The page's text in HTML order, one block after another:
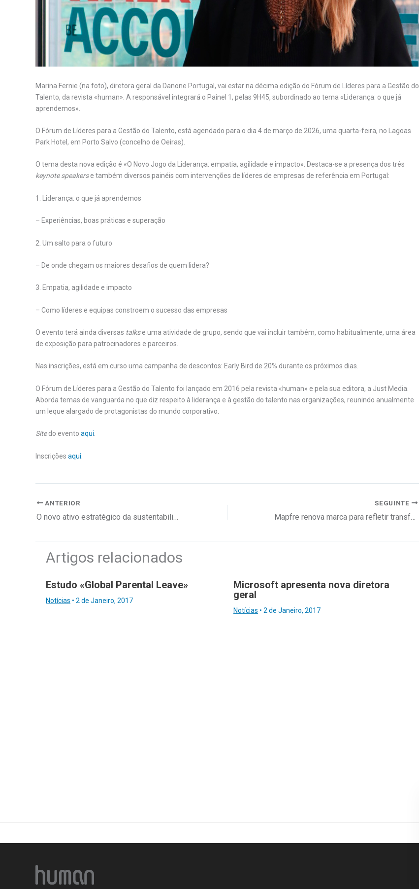
Marina Fernie (na foto), diretora geral da Danone Portugal, vai estar na décima edição do Fórum de Líderes para a Gestão do
Talento, da revista «human». A responsável integrará o Painel 1, pelas 9H45, subordinado ao tema «Liderança: o que já
aprendemos».
O Fórum de Líderes para a Gestão do Talento, está agendado para o dia 4 de março de 2026, uma quarta-feira, no Lagoas
Park Hotel, em Porto Salvo (concelho de Oeiras).
O tema desta nova edição é «O Novo Jogo da Liderança: empatia, agilidade e impacto». Destaca-se a presença dos três
keynote speakerse também diversos painéis com intervenções de líderes de empresas de referência em Portugal:
1. Liderança: o que já aprendemos
– Experiências, boas práticas e superação
2. Um salto para o futuro
– De onde chegam os maiores desafios de quem lidera?
3. Empatia, agilidade e impacto
– Como líderes e equipas constroem o sucesso das empresas
O evento terá ainda diversas talkse uma atividade de grupo, sendo que vai incluir também, como habitualmente, uma área
de exposição para patrocinadores e parceiros.
Nas inscrições, está em curso uma campanha de descontos: Early Bird de 20% durante os próximos dias.
O Fórum de Líderes para a Gestão do Talento foi lançado em 2016 pela revista «human» e pela sua editora, a Just Media.
Aborda temas de vanguarda no que diz respeito à liderança e à gestão do talento nas organizações, reunindo anualmente
um leque alargado de protagonistas do mundo corporativo.
Sitedo evento aqui.
Inscrições aqui
ANTERIOR SEGUINTE
Artigos relacionados
Estudo «Global Parental Leave»
Notícias • 2 de Janeiro, 2017
Microsoft apresenta nova diretora
geral
Notícias • 2 de Janeiro, 2017